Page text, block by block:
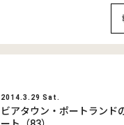
2014.3.29 Sat.
ビアタウン・ポートランド